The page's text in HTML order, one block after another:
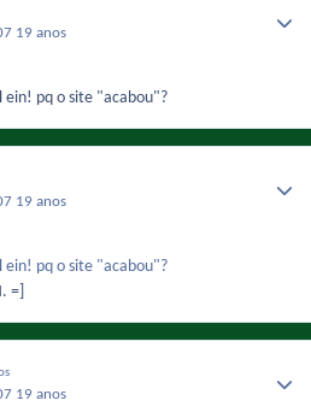
19 anos
ein! pq o site "acabou"?
19 anos
ein! pq o site "acabou"?
=]
19 anos